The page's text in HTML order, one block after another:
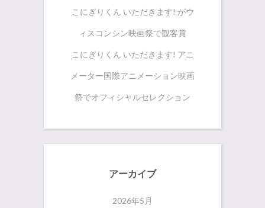
こにぎりくん いただきます! がウ
ィスコンシン映画祭で観客賞
こにぎりくん いただきます! アニ
メーター国際アニメーション映画
祭でオフィシャルセレクション
アーカイブ
2026年5月